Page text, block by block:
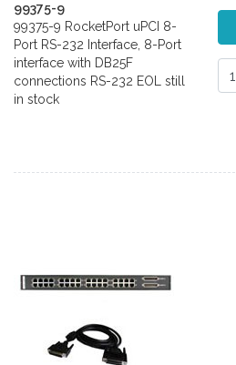
99375-9
99375-9 RocketPort uPCI 8-
Port RS-232 Interface, 8-Port
interface with DB25F
connections RS-232 EOL still
in stock